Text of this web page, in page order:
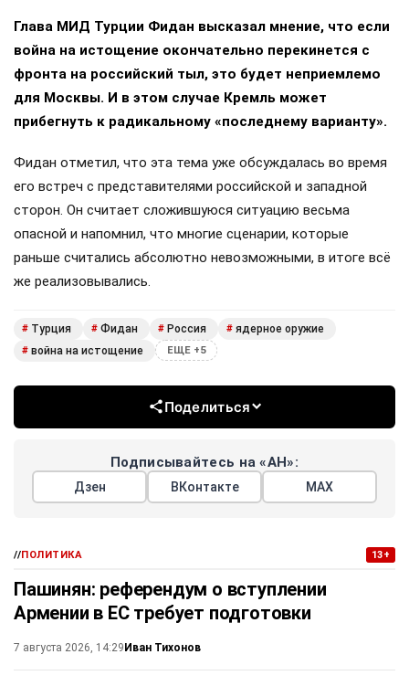
Глава МИД Турции Фидан высказал мнение, что если
война на истощение окончательно перекинется с
фронта на российский тыл, это будет неприемлемо
для Москвы. И в этом случае Кремль может
прибегнуть к радикальному «последнему варианту».
Фидан отметил, что эта тема уже обсуждалась во время
его встреч с представителями российской и западной
сторон. Он считает сложившуюся ситуацию весьма
опасной и напомнил, что многие сценарии, которые
раньше считались абсолютно невозможными, в итоге всё
же реализовывались.
# Турция # Фидан # Россия # ядерное оружие
# война на истощение ЕЩЕ +5
Поделиться
Подписывайтесь на «АН»:
Дзен ВКонтакте МАХ
//ПОЛИТИКА 13+
Пашинян: референдум о вступлении
Армении в ЕС требует подготовки
7 августа 2026, 14:29Иван Тихонов